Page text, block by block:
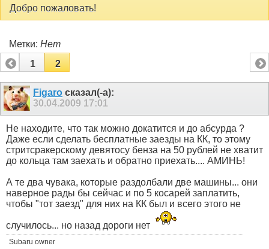
Добро пожаловать!
Метки: Нет
1
2
Figaro сказал(-а):
30.04.2009 17:01
Не находите, что так можно докатится и до абсурда ?
Даже если сделать бесплатные заезды на КК, то этому
стритсракерскому девятосу бенза на 50 рублей не хватит
до кольца там заехать и обратно приехать.... АМИНЬ!
А те два чувака, которые раздолбали две машины... они
наверное рады бы сейчас и по 5 косарей заплатить,
чтобы "тот заезд" для них на КК был и всего этого не
случилось... но назад дороги нет
Subaru owner